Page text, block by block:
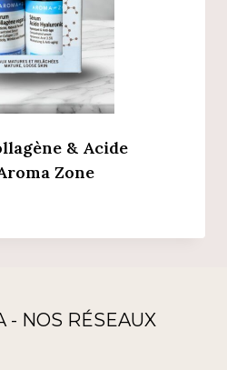
& Acide
Zone
- NOS RÉSEAUX